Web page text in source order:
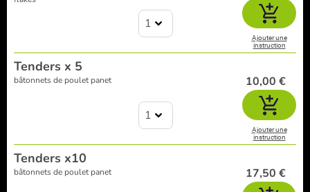
1
Ajouter une
instruction
Tenders x 5
bâtonnets de poulet panet
1
10,00 €
Ajouter une
instruction
Tenders x10
bâtonnets de poulet panet 17,50 €